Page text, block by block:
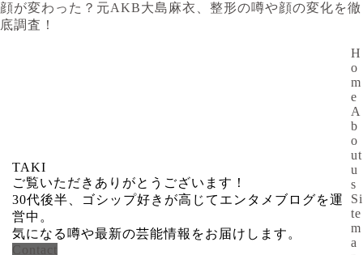
顔が変わった？元AKB大島麻衣、整形の噂や顔の変化を徹
底調査！
TAKI
ご覧いただきありがとうございます！
30代後半、ゴシップ好きが高じてエンタメブログを運
営中。
気になる噂や最新の芸能情報をお届けします。
Contact
H
o
m
e
A
b
o
ut
u
s
Si
te
m
a